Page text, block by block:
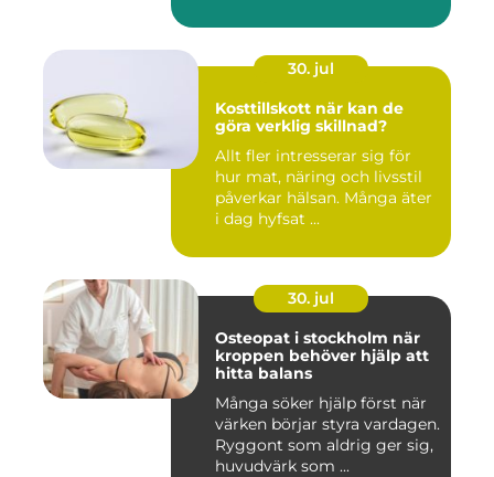
30. jul
Kosttillskott när kan de
göra verklig skillnad?
Allt fler intresserar sig för
hur mat, näring och livsstil
påverkar hälsan. Många äter
i dag hyfsat ...
30. jul
Osteopat i stockholm när
kroppen behöver hjälp att
hitta balans
Många söker hjälp först när
värken börjar styra vardagen.
Ryggont som aldrig ger sig,
huvudvärk som ...